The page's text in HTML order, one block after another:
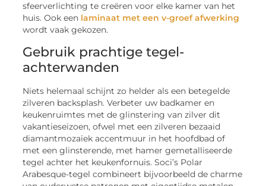
sfeerverlichting te creëren voor elke kamer van het
huis. Ook een laminaat met een v-groef afwerking
wordt vaak gekozen.
Gebruik prachtige tegel-
achterwanden
Niets helemaal schijnt zo helder als een betegelde
zilveren backsplash. Verbeter uw badkamer en
keukenruimtes met de glinstering van zilver dit
vakantieseizoen, ofwel met een zilveren bezaaid
diamantmozaïek accentmuur in het hoofdbad of
met een glinsterende, met hamer gemetalliseerde
tegel achter het keukenfornuis. Soci’s Polar
Arabesque-tegel combineert bijvoorbeeld de charme